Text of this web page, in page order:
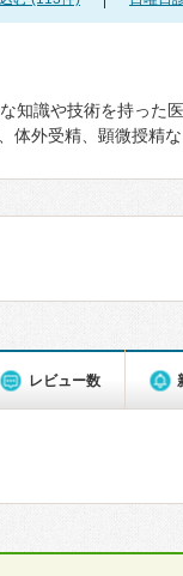
知識や技術を持った
体外受精、顕微授精な
レビュー数